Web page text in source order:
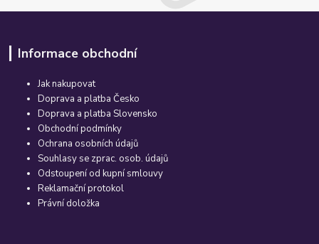
Informace obchodní
Jak nakupovat
Doprava a platba Česko
Doprava a platba Slovensko
Obchodní podmínky
Ochrana osobních údajů
Souhlasy se zprac. osob. údajů
Odstoupení od kupní smlouvy
Reklamační protokol
Právní doložka